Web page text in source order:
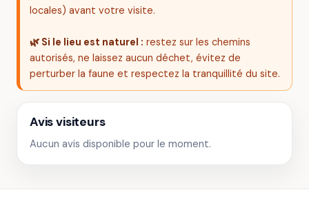
locales) avant votre visite.
🌿 Si le lieu est naturel : restez sur les chemins
autorisés, ne laissez aucun déchet, évitez de
perturber la faune et respectez la tranquillité du site.
Avis visiteurs
Aucun avis disponible pour le moment.